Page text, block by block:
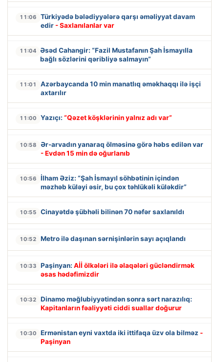
11:06
Türkiyədə bələdiyyələrə qarşı əməliyyat davam
edir - Saxlanılanlar var
11:04
Əsəd Cahangir: “Fazil Mustafanın Şah İsmayılla
bağlı sözlərini qəribliyə salmayın”
11:01
Azərbaycanda 10 min manatlıq əməkhaqqı ilə işçi
axtarılır
11:00 Yazıçı: “Qəzet köşklərinin yalnız adı var”
10:58
Ər-arvadın yanaraq ölməsinə görə həbs edilən var
- Evdən 15 min də oğurlanıb
10:56
İlham Əziz: “Şah İsmayıl söhbətinin içindən
məzhəb küləyi əsir, bu çox təhlükəli küləkdir”
10:55 Cinayətdə şübhəli bilinən 70 nəfər saxlanıldı
10:52 Metro ilə daşınan sərnişinlərin sayı açıqlandı
10:33 Paşinyan: Aİİ ölkələri ilə əlaqələri gücləndirmək
əsas hədəfimizdir
10:32
Dinamo məğlubiyyətindən sonra sərt narazılıq:
Kapitanların fəaliyyəti ciddi suallar doğurur
10:30 Ermənistan eyni vaxtda iki ittifaqa üzv ola bilməz -
Paşinyan